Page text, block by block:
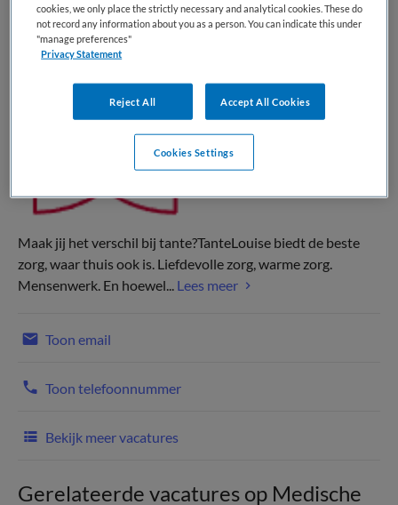
vergelijkbare vacatures die voor u wellicht interessant zijn.
Maak jij het verschil bij tante?TanteLouise biedt de beste
zorg, waar thuis ook is. Liefdevolle zorg, warme zorg.
Mensenwerk. En hoewel... Lees meer
Toon email
Toon telefoonnummer
Bekijk meer vacatures
Gerelateerde vacatures op Medische
cookies, we only place the strictly necessary and analytical cookies. These do
not record any information about you as a person. You can indicate this under
"manage preferences"
Privacy Statement
Reject All Accept All Cookies
Cookies Settings